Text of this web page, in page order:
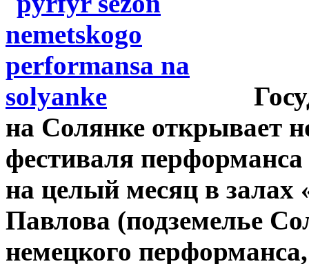
на Солянке открывает
фестиваля
на целый месяц в
Павлова (подземелье
немецкого